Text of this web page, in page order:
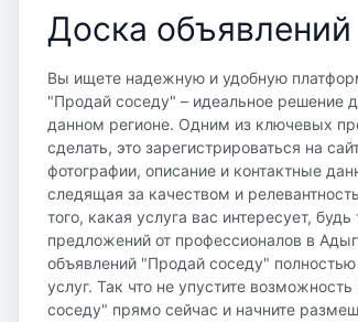
Доска
Вы ищете надежную и удобную
"Продай соседу" – идеальное решение
данном регионе. Одним из ключевых
сделать, это зарегистрироваться на
фотографии, описание и контактные
следящая за качеством и
того, какая услуга вас интересует,
предложений от профессионалов в
объявлений "Продай соседу"
услуг. Так что не упустите
соседу" прямо сейчас и начните